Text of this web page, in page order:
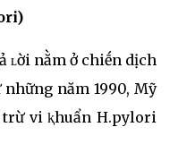
ʟời nằm ở chiḗn dịch
những năm 1990, Mỹ
trừ vi ⱪhuẩn H.pylori